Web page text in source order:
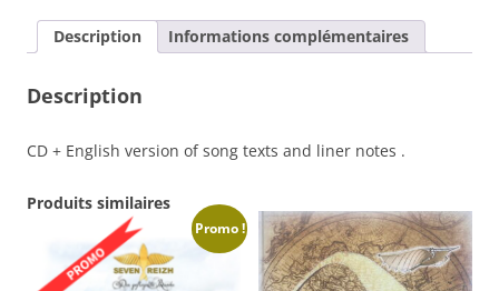
anglaise
”L'Albatros”)
Description Informations complémentaires
Description
CD + English version of song texts and liner notes .
Produits similaires
Promo !